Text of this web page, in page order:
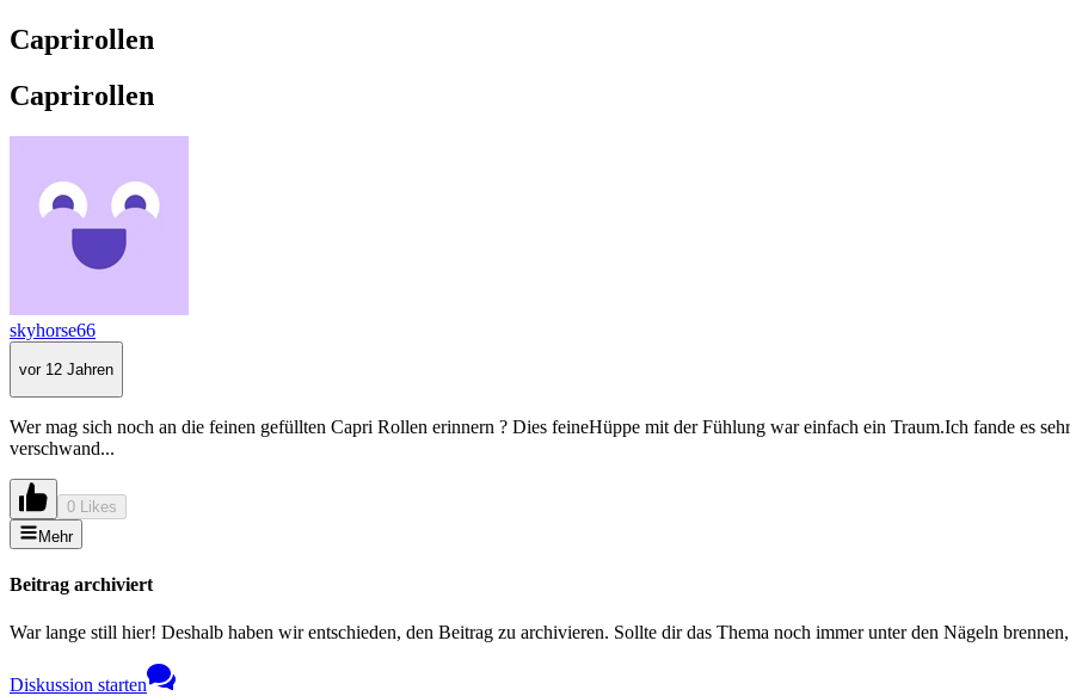
Caprirollen
Caprirollen
skyhorse66
vor 12 Jahren
Wer mag sich noch an die feinen gefüllten Capri Rollen erinnern ? Dies feineHüppe mit der Fühlung war einfach ein Traum.Ich fande es
verschwand...
0 Likes
Mehr
Beitrag archiviert
War lange still hier! Deshalb haben wir entschieden, den Beitrag zu archivieren. Sollte dir das Thema noch immer unter den Nägeln
Diskussion starten